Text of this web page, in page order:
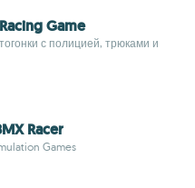
Game
с полицией, трюками и
Racer
Games